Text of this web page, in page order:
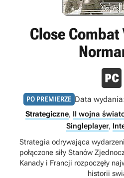
Close
PO PREMIERZE Data
Strategiczne, II wojna
Singleplayer,
Strategia odrywająca
połączone siły Stanów
Kanady i Francji rozpoczęły
historii